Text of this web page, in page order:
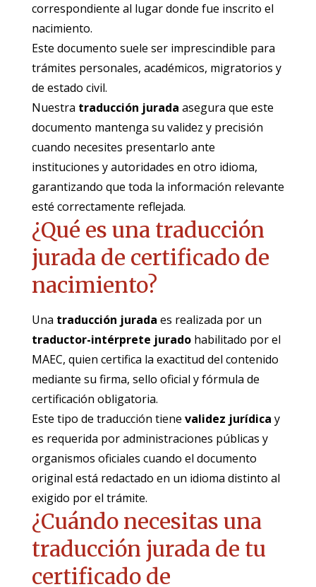
correspondiente al lugar donde fue inscrito el
nacimiento.
Este documento suele ser imprescindible para
trámites personales, académicos, migratorios y
de estado civil.
Nuestra traducción jurada asegura que este
documento mantenga su validez y precisión
cuando necesites presentarlo ante
instituciones y autoridades en otro idioma,
garantizando que toda la información relevante
esté correctamente reflejada.
¿Qué es una traducción
jurada de certificado de
nacimiento?
Una traducción jurada es realizada por un
traductor-intérprete jurado habilitado por el
MAEC, quien certifica la exactitud del contenido
mediante su firma, sello oficial y fórmula de
certificación obligatoria.
Este tipo de traducción tiene validez jurídica y
es requerida por administraciones públicas y
organismos oficiales cuando el documento
original está redactado en un idioma distinto al
exigido por el trámite.
¿Cuándo necesitas una
traducción jurada de tu
certificado de